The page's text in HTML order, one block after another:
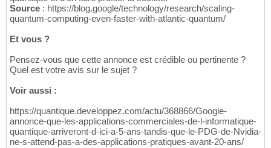
Source : https://blog.google/technology/research/scaling-
quantum-computing-even-faster-with-atlantic-quantum/
Et vous ?
Pensez-vous que cette annonce est crédible ou pertinente ?
Quel est votre avis sur le sujet ?
Voir aussi :
https://quantique.developpez.com/actu/368866/Google-
annonce-que-les-applications-commerciales-de-l-informatique-
quantique-arriveront-d-ici-a-5-ans-tandis-que-le-PDG-de-Nvidia-
ne-s-attend-pas-a-des-applications-pratiques-avant-20-ans/